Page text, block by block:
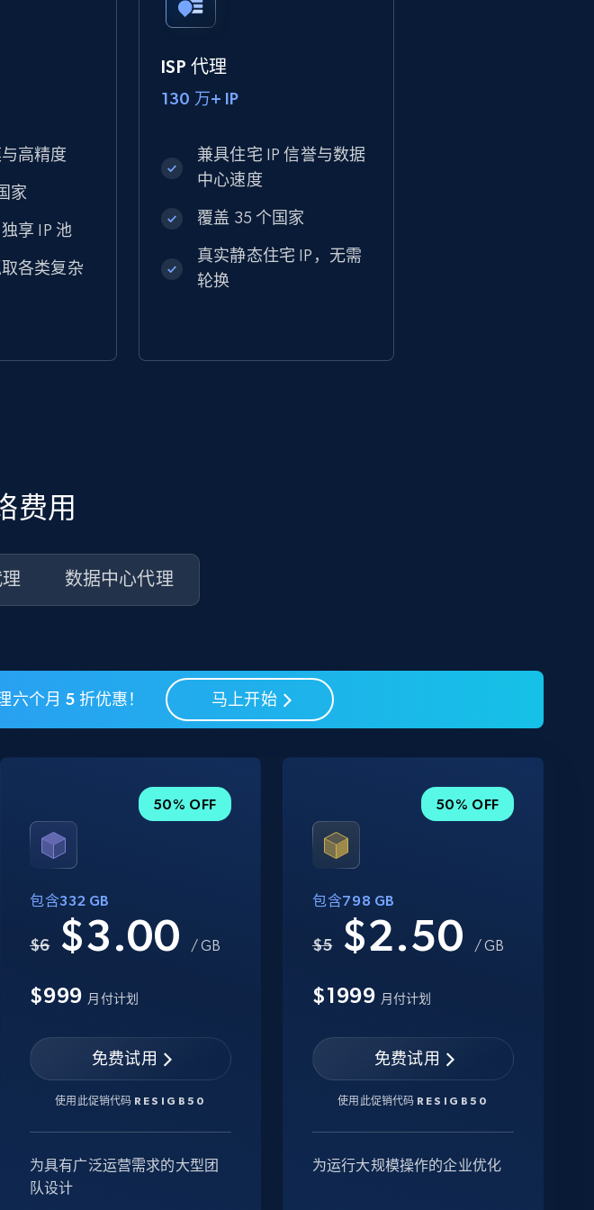
高精度
家
享 IP 池
各类复杂
ISP 代理
130 万+ IP
兼具住宅 IP 信誉与数据
中心速度
覆盖 35 个国家
真实静态住宅 IP，无需
轮换
费用
理 数据中心代理
六个月 5 折优惠！ 马上开始
50% OFF
包含332 GB
$6 $3.00 / GB
$999 月付计划
免费试用
使用此促销代码 RESIGB50
为具有广泛运营需求的大型团
队设计
50% OFF
包含798 GB
$5 $2.50 / GB
$1999 月付计划
免费试用
使用此促销代码 RESIGB50
为运行大规模操作的企业优化